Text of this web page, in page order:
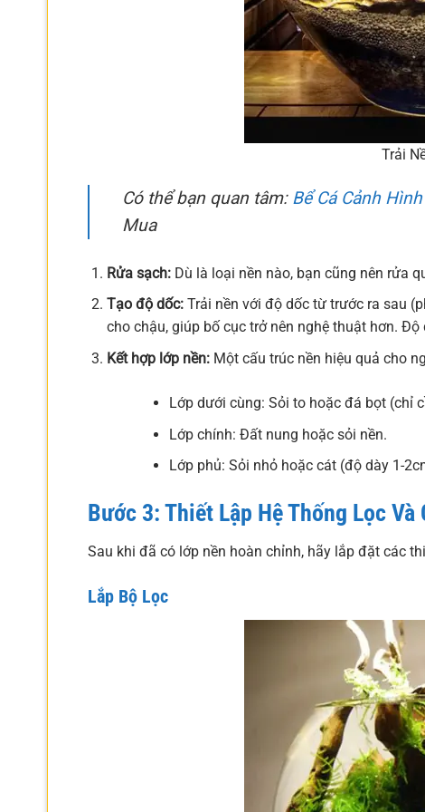
Trải
Có thể bạn quan tâm: Bể Cá Cảnh
Mua
Rửa sạch:Dù là loại nền nào, bạn cũng nên rửa
Tạo độ dốc:Trải nền với độ dốc từ trước ra sau
cho chậu, giúp bố cục trở nên nghệ thuật hơn.
Kết hợp lớp nền:Một cấu trúc nền hiệu quả cho
Lớp dưới cùng: Sỏi to hoặc đá bọt (chỉ
Lớp chính: Đất nung hoặc sỏi nền.
Lớp phủ: Sỏi nhỏ hoặc cát (độ dày 1-
Bước 3: Thiết Lập Hệ Thống Lọc Và
Sau khi đã có lớp nền hoàn chỉnh, hãy lắp đặt các
Lắp Bộ Lọc